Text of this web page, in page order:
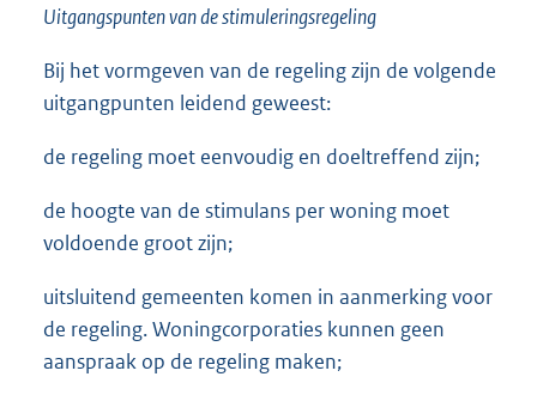
Uitgangspunten van de stimuleringsregeling
Bij het vormgeven van de regeling zijn de volgende
uitgangpunten leidend geweest:
de regeling moet eenvoudig en doeltreffend zijn;
de hoogte van de stimulans per woning moet
voldoende groot zijn;
uitsluitend gemeenten komen in aanmerking voor
de regeling. Woningcorporaties kunnen geen
aanspraak op de regeling maken;